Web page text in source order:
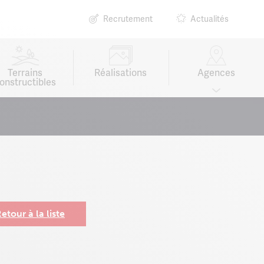
Terrains Réalisations Agences
Recrutement Actualités
à la liste